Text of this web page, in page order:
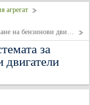
агрегат
Технически данни на системата за впръскване на бензинови двигатели (DME)
за
двигатели